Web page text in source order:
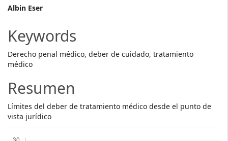
Main
Article
Content
Albin Eser
Keywords
Derecho penal médico, deber de cuidado, tratamiento
médico
Resumen
Límites del deber de tratamiento médico desde el punto de
vista jurídico